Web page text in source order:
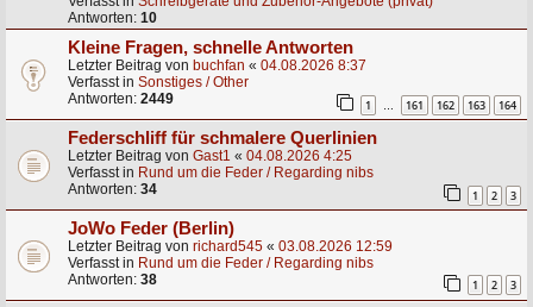
Antworten: 10
Kleine Fragen, schnelle Antworten
Letzter Beitrag von buchfan « 04.08.2026 8:37
Verfasst in Sonstiges / Other
Antworten: 2449 1 … 161 162 163 164
Federschliff für schmalere Querlinien
Letzter Beitrag von Gast1 « 04.08.2026 4:25
Verfasst in Rund um die Feder / Regarding nibs
Antworten: 34 1 2 3
JoWo Feder (Berlin)
Letzter Beitrag von richard545 « 03.08.2026 12:59
Verfasst in Rund um die Feder / Regarding nibs
Antworten: 38 1 2 3